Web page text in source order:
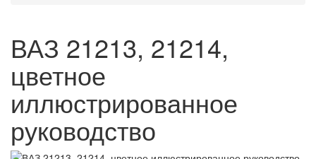
ВАЗ 21213, 21214,
цветное
иллюстрированное
руководство